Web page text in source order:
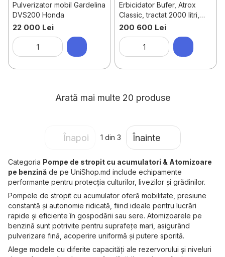
Pulverizator mobil Gardelina
DVS200 Honda
22 000 Lei
Erbicidator Bufer, Atrox
Classic, tractat 2000 litri,
18m cu deschidere si
ridicare hidraulica
200 600 Lei
Arată mai multe 20 produse
Înapoi 1 din 3 Înainte
Categoria Pompe de stropit cu acumulatori & Atomizoare
pe benzină de pe UniShop.md include echipamente
performante pentru protecția culturilor, livezilor și grădinilor.
Pompele de stropit cu acumulator oferă mobilitate, presiune
constantă și autonomie ridicată, fiind ideale pentru lucrări
rapide și eficiente în gospodării sau sere. Atomizoarele pe
benzină sunt potrivite pentru suprafețe mari, asigurând
pulverizare fină, acoperire uniformă și putere sporită.
Alege modele cu diferite capacități ale rezervorului și niveluri